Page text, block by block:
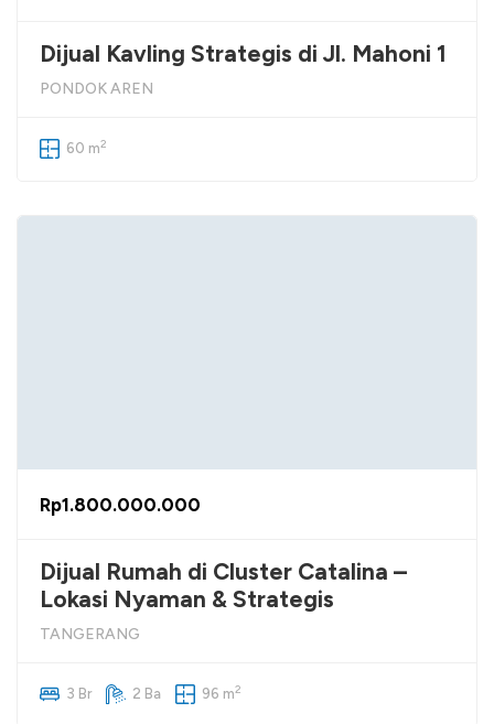
Dijual Kavling Strategis di Jl. Mahoni 1
PONDOK AREN
60 m2
Rp1.800.000.000
Dijual Rumah di Cluster Catalina –
Lokasi Nyaman & Strategis
TANGERANG
3 Br 2 Ba 96 m2